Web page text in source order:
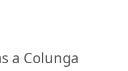
a Colunga